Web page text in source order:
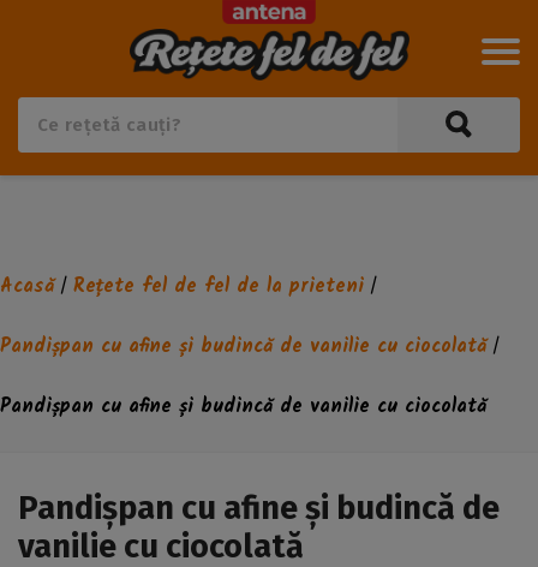
Acasă/ Rețete fel de fel de la prieteni /
Pandișpan cu afine și budincă de vanilie cu ciocolată/
Pandișpan cu afine și budincă de vanilie cu ciocolată
Pandișpan cu afine și budincă de
vanilie cu ciocolată